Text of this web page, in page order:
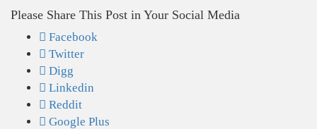
Please Share This Post in Your Social Media
Facebook
Twitter
Digg
Linkedin
Reddit
Google Plus